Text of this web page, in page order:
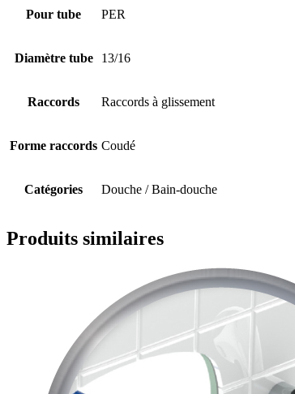
Pour tube PER
Diamètre tube 13/16
Raccords Raccords à glissement
Forme raccords Coudé
Catégories Douche / Bain-douche
Produits similaires